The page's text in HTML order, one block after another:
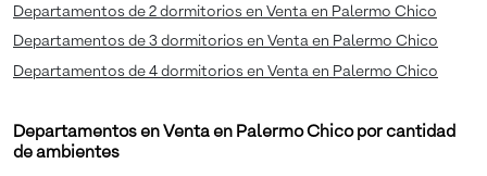
Departamentos de 2 dormitorios en Venta en Palermo Chico
Departamentos de 3 dormitorios en Venta en Palermo Chico
Departamentos de 4 dormitorios en Venta en Palermo Chico
Departamentos en Venta en Palermo Chico por cantidad
de ambientes